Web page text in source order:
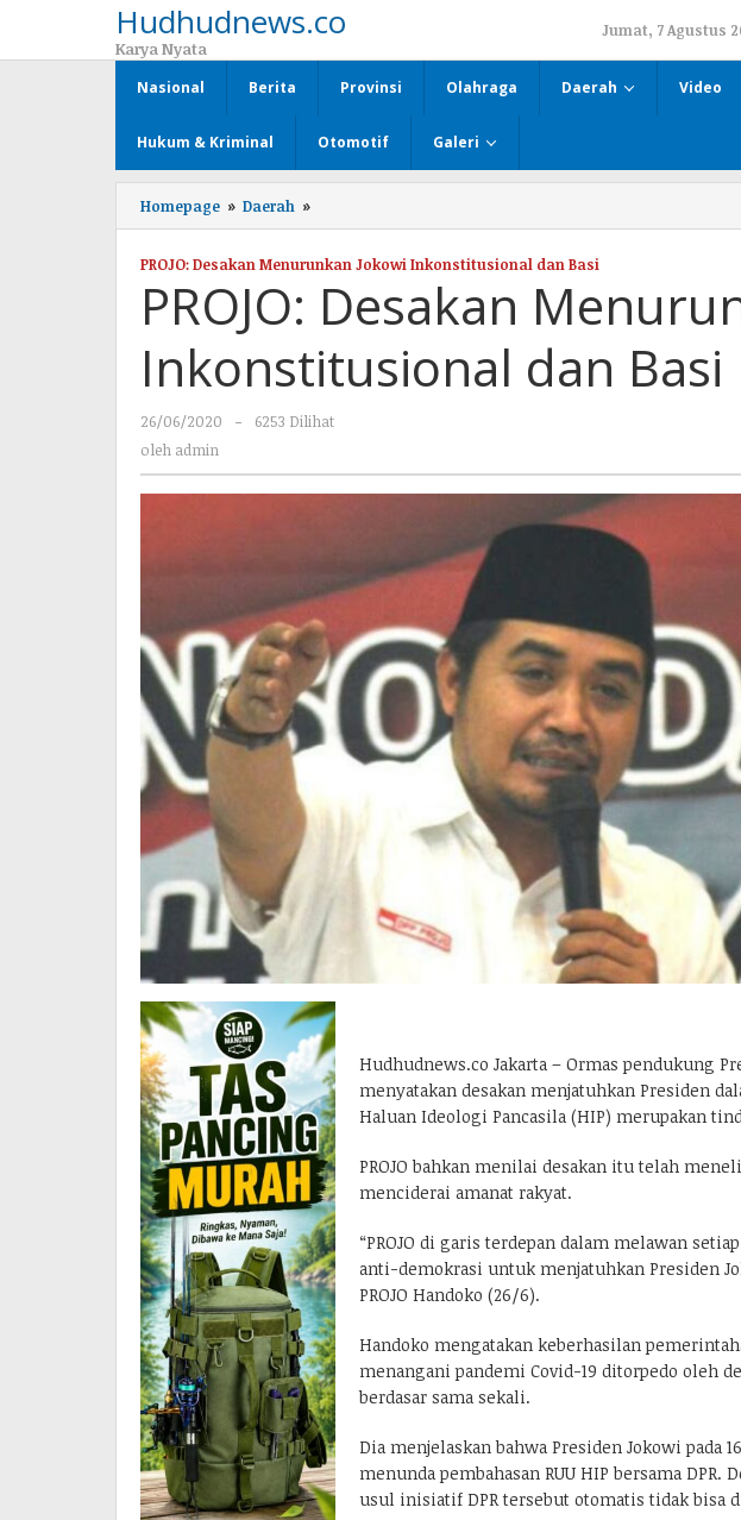
Hudhudnews.co
Karya Nyata
Jumat, 7 Agustus
Nasional Berita Provinsi Olahraga Daerah Video
Hukum & Kriminal Otomotif Galeri
Homepage » Daerah »
Desakan
Jokowi
Inkonstitusional
PROJO: Desakan Menurunkan Jokowi Inkonstitusional dan Basi
PROJO: Desakan
Inkonstitusional dan Basi
26/06/2020
oleh
-
6253 Dilihat
oleh admin
Hudhudnews.co Jakarta – Ormas pendukung
menyatakan desakan menjatuhkan Presiden
Haluan Ideologi Pancasila (HIP) merupakan
PROJO bahkan menilai desakan itu telah
menciderai amanat rakyat.
“PROJO di garis terdepan dalam melawan
anti-demokrasi untuk menjatuhkan Presiden
PROJO Handoko (26/6).
Handoko mengatakan keberhasilan
menangani pandemi Covid-19 ditorpedo oleh
berdasar sama sekali.
Dia menjelaskan bahwa Presiden Jokowi pada
menunda pembahasan RUU HIP bersama DPR.
usul inisiatif DPR tersebut otomatis tidak bisa